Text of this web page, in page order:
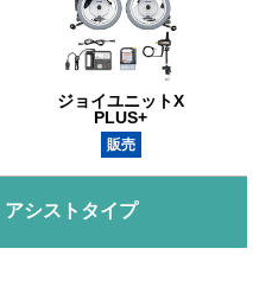
ジョイユニットX
PLUS+
販売
アシストタイプ